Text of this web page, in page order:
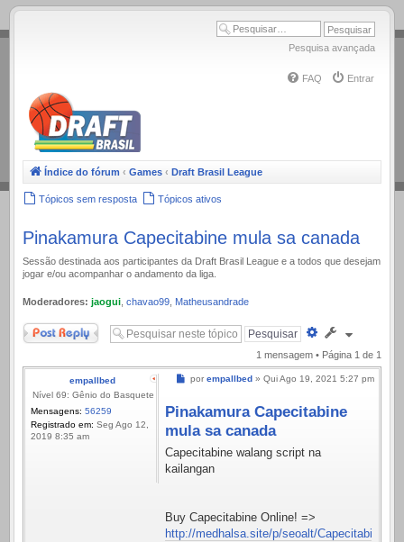
.
Pesquisa avançada
FAQ Entrar
Índice do fórum ‹ Games ‹ Draft Brasil League
Tópicos sem resposta Tópicos ativos
Pinakamura Capecitabine mula sa canada
Sessão destinada aos participantes da Draft Brasil League e a todos que desejam
jogar e/ou acompanhar o andamento da liga.
Moderadores: jaogui chavao99 Matheusandrade
Responder
Pesquisa
avançada
1 mensagem • Página 1 de 1
empallbed
Nível 69: Gênio do Basquete
Mensagens: 56259
Registrado em: Seg Ago 12,
2019 8:35 am
Mensagem
por empallbed » Qui Ago 19, 2021 5:27 pm
Pinakamura Capecitabine
mula sa canada
Capecitabine walang script na
kailangan
Buy Capecitabine Online! =>
http://medhalsa.site/p/seoalt/